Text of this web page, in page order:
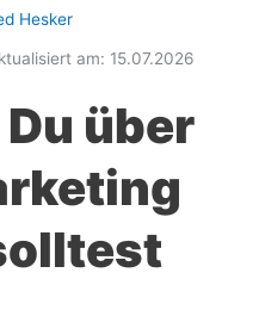
Hesker
am: 15.07.2026
über